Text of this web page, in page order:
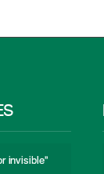
invisible”